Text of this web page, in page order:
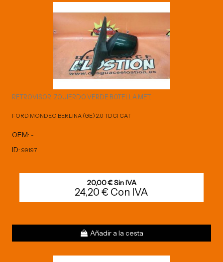
RETROVISOR IZQUIERDO VERDE BOTELLA MET.
FORD MONDEO BERLINA (GE) 2.0 TDCI CAT
OEM: -
ID: 99197
20,00 € Sin IVA
24,20 € Con IVA
Añadir a la cesta